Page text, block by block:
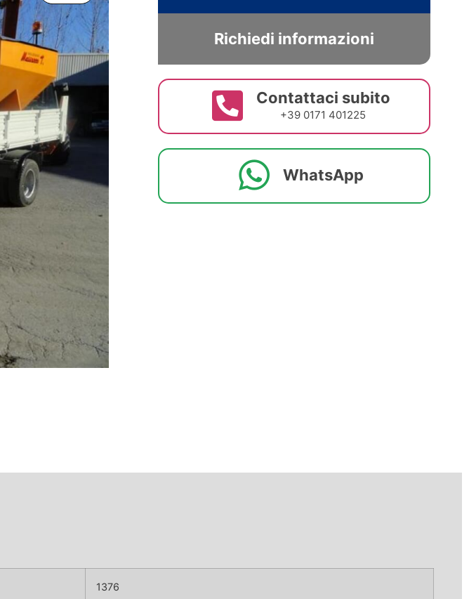
Richiedi informazioni
Contattaci subito
+39 0171 401225
WhatsApp
1376